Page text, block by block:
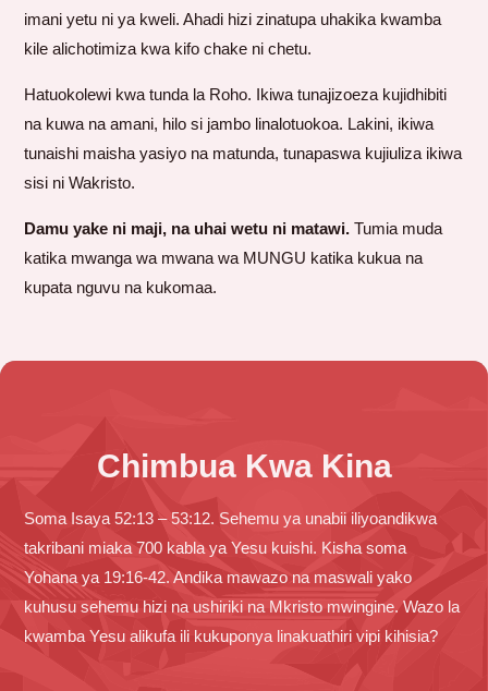
imani yetu ni ya kweli. Ahadi hizi zinatupa uhakika kwamba
kile alichotimiza kwa kifo chake ni chetu.
Hatuokolewi kwa tunda la Roho. Ikiwa tunajizoeza kujidhibiti
na kuwa na amani, hilo si jambo linalotuokoa. Lakini, ikiwa
tunaishi maisha yasiyo na matunda, tunapaswa kujiuliza ikiwa
sisi ni Wakristo.
Damu yake ni maji, na uhai wetu ni matawi. Tumia muda
katika mwanga wa mwana wa MUNGU katika kukua na
kupata nguvu na kukomaa.
Chimbua Kwa Kina
Soma Isaya 52:13 – 53:12. Sehemu ya unabii iliyoandikwa
takribani miaka 700 kabla ya Yesu kuishi. Kisha soma
Yohana ya 19:16-42. Andika mawazo na maswali yako
kuhusu sehemu hizi na ushiriki na Mkristo mwingine. Wazo la
kwamba Yesu alikufa ili kukuponya linakuathiri vipi kihisia?